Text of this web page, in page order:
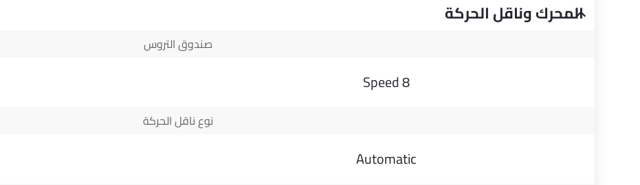
المحرك وناقل الحركة
صندوق التروس
8 Speed
نوع ناقل الحركة
Automatic